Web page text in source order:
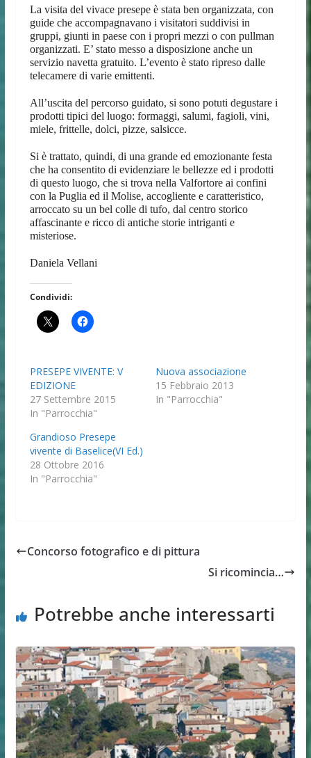
La visita del vivace presepe è stata ben organizzata, con
guide che accompagnavano i visitatori suddivisi in
gruppi, giunti in paese con i propri mezzi o con pullman
organizzati. E’ stato messo a disposizione anche un
servizio navetta gratuito. L’evento è stato ripreso dalle
telecamere di varie emittenti.
All’uscita del percorso guidato, si sono potuti degustare i
prodotti tipici del luogo: formaggi, salumi, fagioli, vini,
miele, frittelle, dolci, pizze, salsicce.
Si è trattato, quindi, di una grande ed emozionante festa
che ha consentito di evidenziare le bellezze ed i prodotti
di questo luogo, che si trova nella Valfortore ai confini
con la Puglia ed il Molise, accogliente e caratteristico,
arroccato su un bel colle di tufo, dal centro storico
affascinante e ricco di antiche storie intriganti e
misteriose.
Daniela Vellani
Condividi:
PRESEPE VIVENTE: V
EDIZIONE
27 Settembre 2015
In "Parrocchia"
Nuova associazione
15 Febbraio 2013
In "Parrocchia"
Grandioso Presepe
vivente di Baselice(VI Ed.)
28 Ottobre 2016
In "Parrocchia"
Concorso fotografico e di pittura
Si ricomincia…
Potrebbe anche interessarti